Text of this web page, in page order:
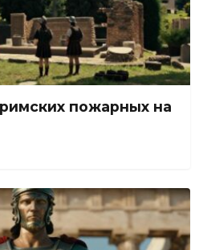
пожарных на